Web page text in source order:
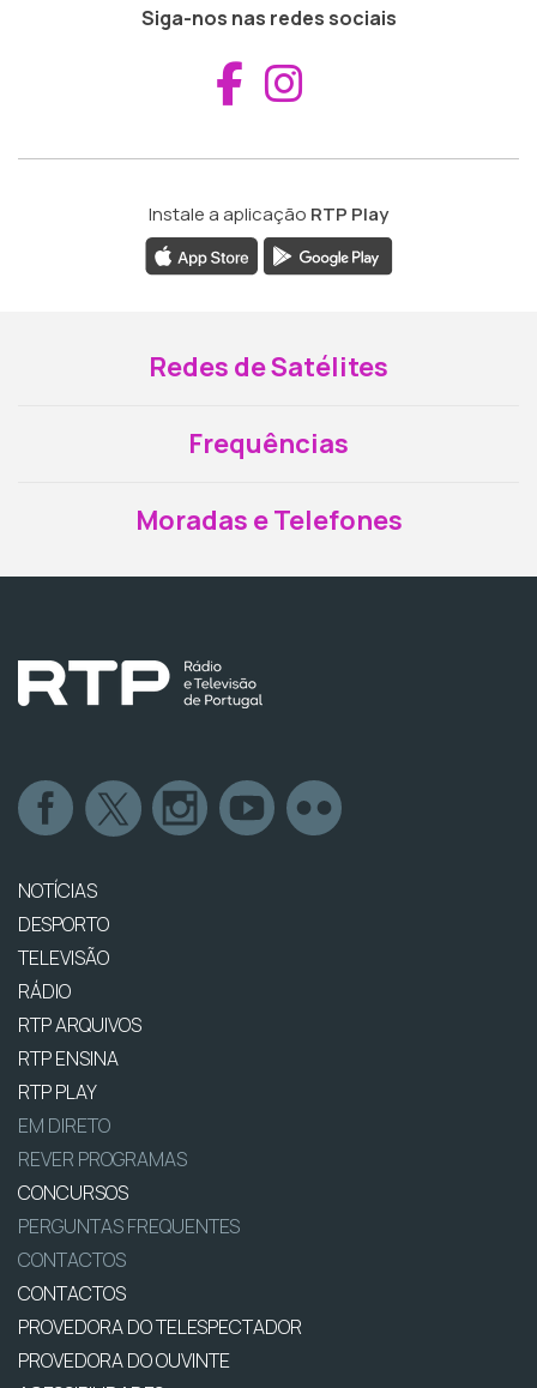
Siga-nos nas redes sociais
Aceder ao
Instale a aplicação RTP Play
Redes de Satélites
Frequências
Moradas e Telefones
NOTÍCIAS
DESPORTO
TELEVISÃO
RÁDIO
RTP ARQUIVOS
RTP ENSINA
RTP PLAY
EM DIRETO
REVER PROGRAMAS
CONCURSOS
PERGUNTAS FREQUENTES
CONTACTOS
CONTACTOS
PROVEDORA DO TELESPECTADOR
PROVEDORA DO OUVINTE